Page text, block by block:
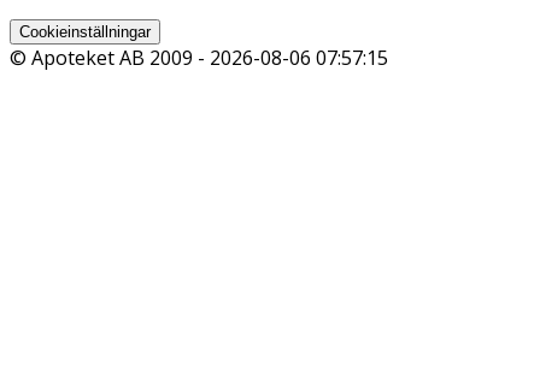
Cookieinställningar
© Apoteket AB 2009 - 2026-08-06 07:57:15